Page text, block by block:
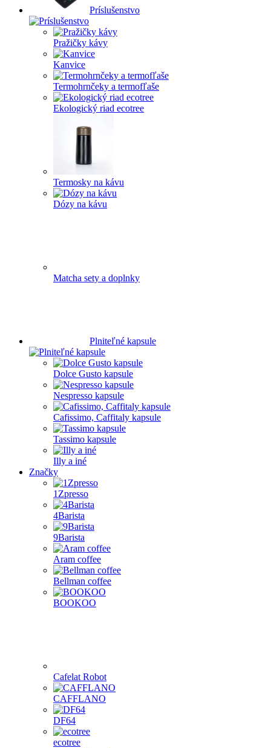
Príslušenstvo
Pražičky kávy
Kanvice
Termohrnčeky a termofľaše
Ekologický riad ecotree
Termosky na kávu
Dózy na kávu
Matcha sety a doplnky
Plniteľné kapsule
Dolce Gusto kapsule
Nespresso kapsule
Cafissimo, Caffitaly kapsule
Tassimo kapsule
Illy a iné
Značky
1Zpresso
4Barista
9Barista
Aram coffee
Bellman coffee
BOOKOO
Cafelat Robot
CAFFLANO
DF64
ecotree